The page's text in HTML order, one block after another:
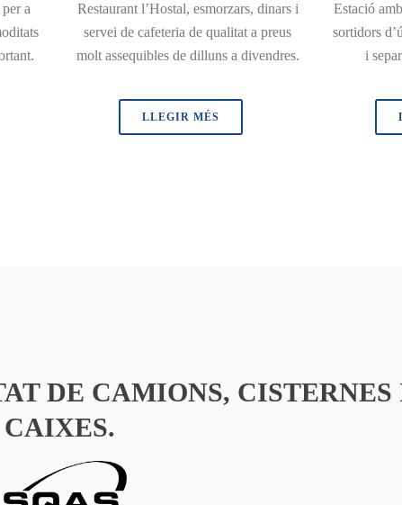
a
Restaurant l’Hostal, esmorzars, dinars i
servei de cafeteria de qualitat a preus
molt assequibles de dilluns a divendres.
LLEGIR MÉS
Estació
sortidors
i
DE CAMIONS, CISTERNES
CAIXES.